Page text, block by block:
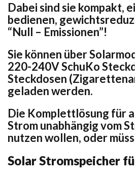
Dabei sind sie kompakt,
bedienen,
“Null – Emissionen”!
Sie können über
220-240V SchuKo
Steckdosen
geladen werden.
Die Komplettlösung für
Strom unabhängig vom
nutzen wollen, oder
Solar Stromspeicher